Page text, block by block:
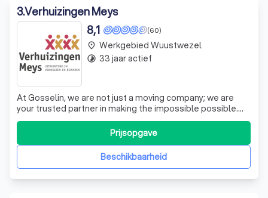
3.Verhuizingen Meys
(60)
8,1
At Gosselin, we are not just a moving company; we are
your trusted partner in making the impossible possible.
Our expertise lies in handling complex and time-sensitive
assignments with precision and professionalism. Whether
it's transporting over 140 cubic meters of designer
furniture to a villa undBeschikbaarheid
Prijsopgave
place Werkgebied Wuustwezel
timelapse 33 jaar actief